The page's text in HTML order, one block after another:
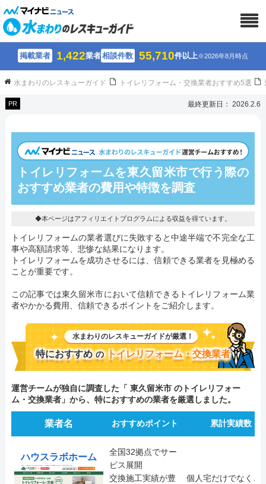
掲載業者 1,422業者相談件数 55,710件以上※2026年8月時点
水まわりのレスキューガイド トイレリフォーム・交換業者おすすめ5選
PR 最終更新日： 2026.2.6
トイレリフォームを東久留米市で行う際の
おすすめ業者の費用や特徴を調査
◆本ページはアフィリエイトプログラムによる収益を得ています。
トイレリフォームの業者選びに失敗すると中途半端で不完全な工
事や高額請求等、悲惨な結果になります。
トイレリフォームを成功させるには、信頼できる業者を見極める
ことが重要です。
この記事では東久留米市において信頼できるトイレリフォーム業
者やかかる費用、信頼できるポイントをご紹介します。
水まわりのレスキューガイドが厳選！
特におすすめ の トイレリフォーム・交換業者
運営チームが独自に調査した「 東久留米市 のトイレリフォー
ム・交換業者」から、特におすすめの業者を厳選しました。
業者名 おすすめポイント 累計実績数
ハウスラボホーム
全国32拠点でサー
ビス展開
交換施工実績が豊
個人宅だけでなく、